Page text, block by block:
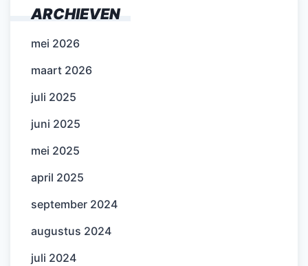
ARCHIEVEN
mei 2026
maart 2026
juli 2025
juni 2025
mei 2025
april 2025
september 2024
augustus 2024
juli 2024